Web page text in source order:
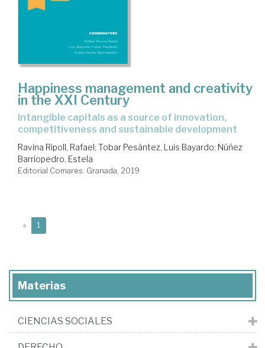
Happiness management and creativity
in the XXI Century
intangible capitals as a source of innovation,
competitiveness and sustainable development
Ravina Ripoll, Rafael; Tobar Pesántez, Luis Bayardo; Núñez
Barriopedro, Estela
Editorial Comares. Granada, 2019
« 1
Materias
CIENCIAS SOCIALES